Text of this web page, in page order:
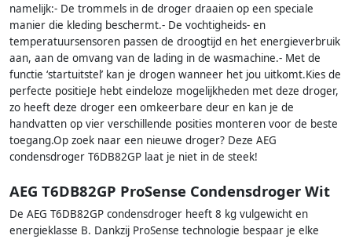
namelijk:- De trommels in de droger draaien op een speciale
manier die kleding beschermt.- De vochtigheids- en
temperatuursensoren passen de droogtijd en het energieverbruik
aan, aan de omvang van de lading in de wasmachine.- Met de
functie ‘startuitstel’ kan je drogen wanneer het jou uitkomt.Kies de
perfecte positieJe hebt eindeloze mogelijkheden met deze droger,
zo heeft deze droger een omkeerbare deur en kan je de
handvatten op vier verschillende posities monteren voor de beste
toegang.Op zoek naar een nieuwe droger? Deze AEG
condensdroger T6DB82GP laat je niet in de steek!
AEG T6DB82GP ProSense Condensdroger Wit
De AEG T6DB82GP condensdroger heeft 8 kg vulgewicht en
energieklasse B. Dankzij ProSense technologie bespaar je elke